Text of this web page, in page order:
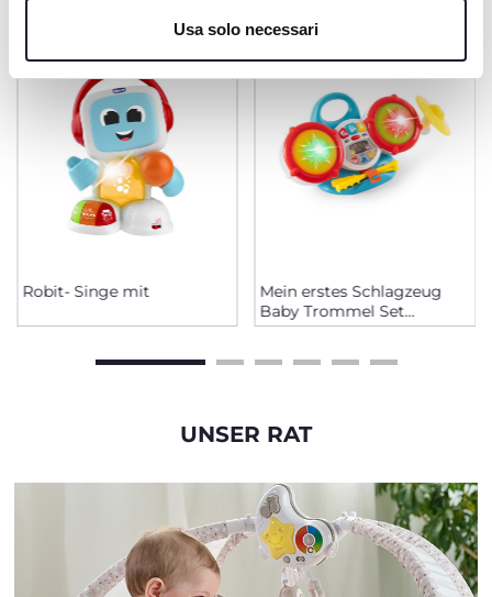
Usa solo necessari
Robit- Singe mit
Mein erstes Schlagzeug
Baby Trommel Set
Musikspielzeug
UNSER RAT